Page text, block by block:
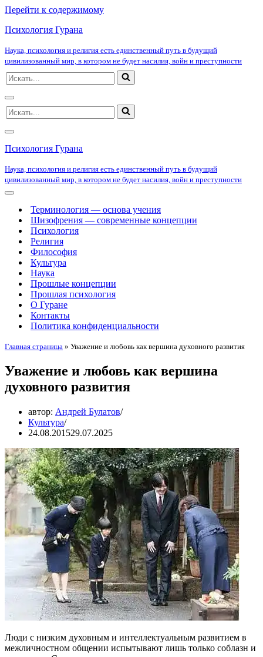
Перейти к содержимому
Психология Гурана
Наука, психология и религия есть единственный путь в будущий
цивилизованный мир, в котором не будет насилия, войн и преступности
Искать...
Меню
навигации
Искать...
Меню
навигации
Психология Гурана
Наука, психология и религия есть единственный путь в будущий
цивилизованный мир, в котором не будет насилия, войн и преступности
Меню
навигацииТерминология — основа учения
Шизофрения — современные концепции
Психология
Религия
Философия
Культура
Наука
Прошлые концепции
Прошлая психология
О Гуране
Контакты
Политика конфиденциальности
Главная страница » Уважение и любовь как вершина духовного развития
Уважение и любовь как вершина
духовного развития
автор: Андрей Булатов
Культура
24.08.201529.07.2025
Люди с низким духовным и интеллектуальным развитием в
межличностном общении испытывают лишь только соблазн и